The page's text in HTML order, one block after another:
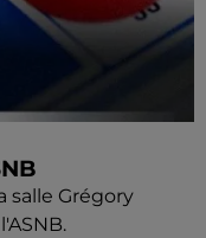
salle Grégory